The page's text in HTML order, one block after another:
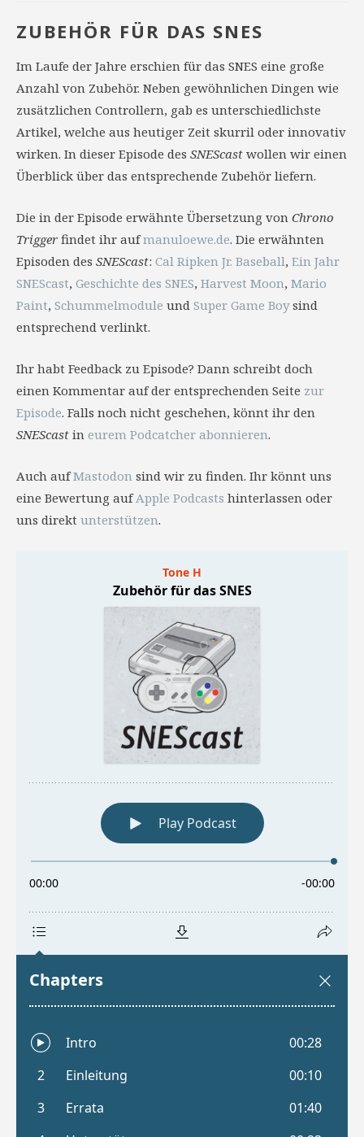
ZUBEHÖR FÜR DAS SNES
Im Laufe der Jahre erschien für das SNES eine große
Anzahl von Zubehör. Neben gewöhnlichen Dingen wie
zusätzlichen Controllern, gab es unterschiedlichste
Artikel, welche aus heutiger Zeit skurril oder innovativ
wirken. In dieser Episode des SNEScast wollen wir einen
Überblick über das entsprechende Zubehör liefern.
Die in der Episode erwähnte Übersetzung von Chrono
Trigger findet ihr aufmanuloewe.de. Die erwähnten
Episoden des SNEScast: Cal Ripken Jr. Baseball, Ein Jahr
SNEScast, Geschichte des SNES, Harvest Moon, Mario
Paint, Schummelmodule und Super Game Boysind
entsprechend verlinkt.
Ihr habt Feedback zu Episode? Dann schreibt doch
einen Kommentar auf der entsprechenden Seite zur
Episode. Falls noch nicht geschehen, könnt ihr den
SNEScast in eurem Podcatcher abonnieren.
Auch aufMastodon sind wir zu finden. Ihr könnt uns
eine Bewertung aufApple Podcasts hinterlassen oder
uns direkt unterstützen.